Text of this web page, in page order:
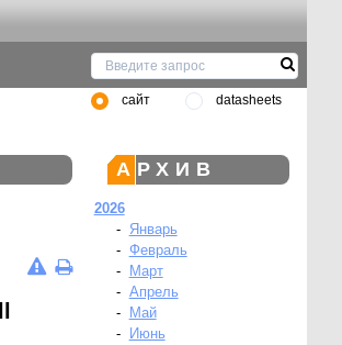
сайт datasheets
АРХИВ
2026
-
Январь
- Февраль
-
Март
- Апрель
-
Май
-
Июнь